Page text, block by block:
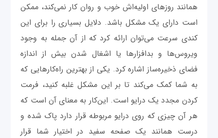
همانند روزهای اولیه‌اش خوب و روان کار نمی‌کند، ممکن
است دارای یک مشکل باشد. دلایل بسیاری را برای این
کندی سرعت می‌توان ارائه کرد که از آن جمله به وجود
ویروس‌ها و بدافزارها یا اشغال شدن بیش از اندازه
فضای ذخیره‌ساز اشاره کرد. یکی از بهترین راه‌کارهایی که
به شما کمک می‌کند تا بر این مشکل غلبه کنید، فرمت
کردن مجدد یک درایو است. این‌کار به معنای آن است که
هر آن چیزی که روی درایو مربوطه قرار دارد پاک شده و
درست همانند یک صفحه سفید در اختیار شما قرار